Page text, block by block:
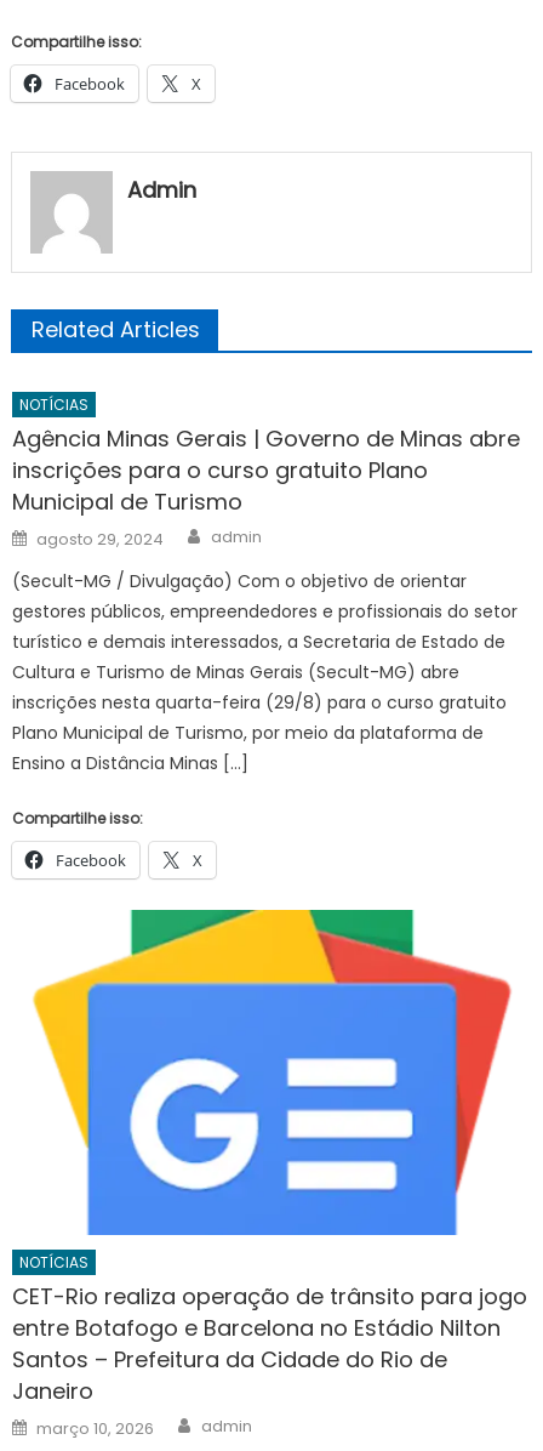
Compartilhe isso:
Facebook X
Admin
Related Articles
NOTÍCIAS
Agência Minas Gerais | Governo de Minas abre
inscrições para o curso gratuito Plano
Municipal de Turismo
Posted
on
agosto 29, 2024 Author
admin
(Secult-MG / Divulgação) Com o objetivo de orientar
gestores públicos, empreendedores e profissionais do setor
turístico e demais interessados, a Secretaria de Estado de
Cultura e Turismo de Minas Gerais (Secult-MG) abre
inscrições nesta quarta-feira (29/8) para o curso gratuito
Plano Municipal de Turismo, por meio da plataforma de
Ensino a Distância Minas […]
Compartilhe isso:
Facebook X
NOTÍCIAS
CET-Rio realiza operação de trânsito para jogo
entre Botafogo e Barcelona no Estádio Nilton
Santos – Prefeitura da Cidade do Rio de
Janeiro
Posted
on
março 10, 2026 Author
admin